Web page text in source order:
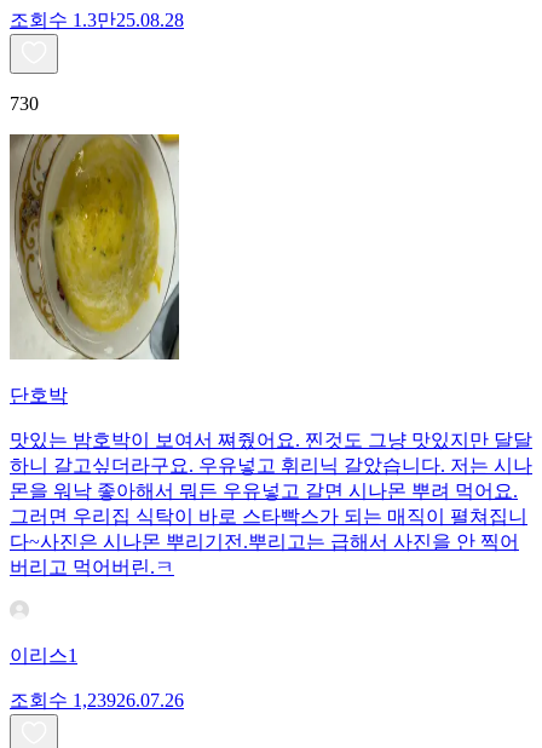
조회수 1.3만25.08.28
730
단호박
맛있는 밤호박이 보여서 쪄줬어요. 찐것도 그냥 맛있지만 달달
하니 갈고싶더라구요. 우유넣고 휘리닉 갈았습니다. 저는 시나
몬을 워낙 좋아해서 뭐든 우유넣고 갈면 시나몬 뿌려 먹어요.
그러면 우리집 식탁이 바로 스타빡스가 되는 매직이 펼쳐집니
다~사진은 시나몬 뿌리기전.뿌리고는 급해서 사진을 안 찍어
버리고 먹어버린.ㅋ
이리스1
조회수 1,23926.07.26